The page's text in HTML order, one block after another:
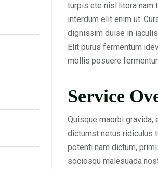
turpis ete nisl litora nam
interdum elit enim ut.
dignissim duise in
Elit purus fermentum
mollis posuere
Service
Quisque maorbi gravida,
dictumst netus ridiculus
potenti nam dictum,
sociosqu malesuada